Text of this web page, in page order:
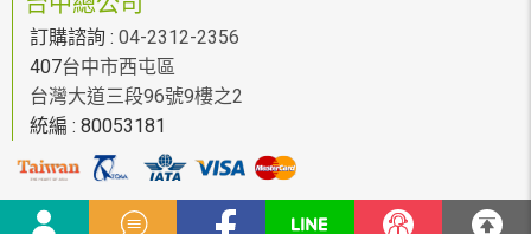
訂購諮詢 : 04-2312-2356
407台中市西屯區
台灣大道三段96號9樓之2
統編 : 80053181